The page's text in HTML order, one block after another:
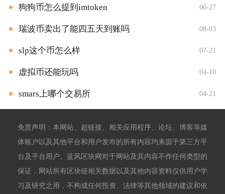
狗狗币怎么提到imtoken 06-27
瑞波币卖出了能四五天到账吗 08-03
slp这个币怎么样 07-21
虚拟币还能玩吗 04-10
smars上哪个交易所 04-21
免责声明：本网站、超链接、相关应用程序、论坛、博客等媒
体账户以及其他平台和用户发布的所有内容均来源于第三方平
台及平台用户。蓝风区块网对于网站及其内容不作任何类型的
保证，网站所有区块链相关数据以及其他内容资料仅供用户学
习及研究之用，不构成任何投资、法律等其他领域的建议和依